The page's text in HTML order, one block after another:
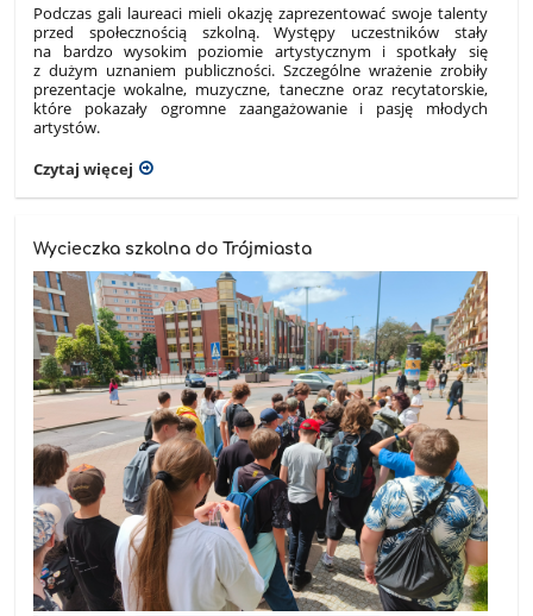
Podczas gali laureaci mieli okazję zaprezentować swoje talenty
przed społecznością szkolną. Występy uczestników stały
na bardzo wysokim poziomie artystycznym i spotkały się
z dużym uznaniem publiczności. Szczególne wrażenie zrobiły
prezentacje wokalne, muzyczne, taneczne oraz recytatorskie,
które pokazały ogromne zaangażowanie i pasję młodych
artystów.
Czytaj więcej
Wycieczka szkolna do Trójmiasta